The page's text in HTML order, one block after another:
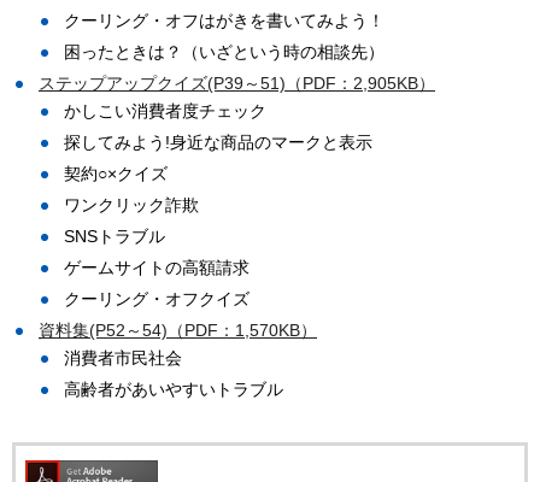
クーリング・オフはがきを書いてみよう！
困ったときは？（いざという時の相談先）
ステップアップクイズ(P39～51)（PDF：2,905KB）
かしこい消費者度チェック
探してみよう!身近な商品のマークと表示
契約○×クイズ
ワンクリック詐欺
SNSトラブル
ゲームサイトの高額請求
クーリング・オフクイズ
資料集(P52～54)（PDF：1,570KB）
消費者市民社会
高齢者があいやすいトラブル